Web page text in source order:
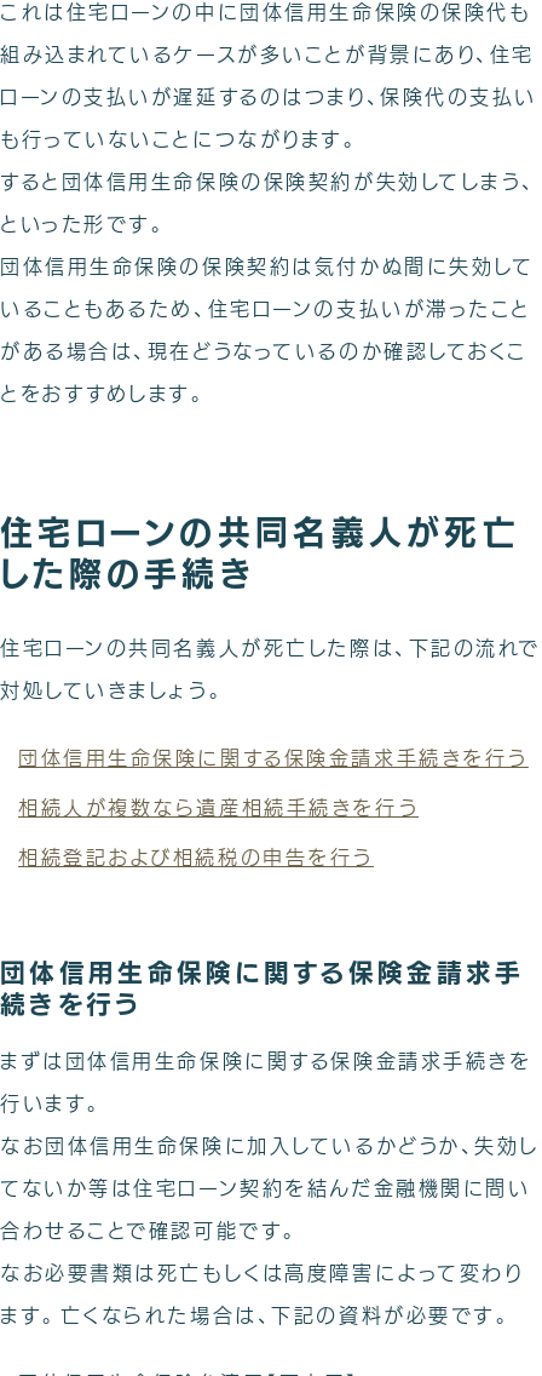
これは住宅ローンの中に団体信用生命保険の保険代も
組み込まれているケースが多いことが背景にあり、住宅
ローンの支払いが遅延するのはつまり、保険代の支払い
も行っていないことにつながります。
すると団体信用生命保険の保険契約が失効してしまう、
といった形です。
団体信用生命保険の保険契約は気付かぬ間に失効して
いることもあるため、住宅ローンの支払いが滞ったこと
がある場合は、現在どうなっているのか確認しておくこ
とをおすすめします。
住宅ローンの共同名義人が死亡
した際の手続き
住宅ローンの共同名義人が死亡した際は、下記の流れで
対処していきましょう。
団体信用生命保険に関する保険金請求手続きを行う
相続人が複数なら遺産相続手続きを行う
相続登記および相続税の申告を行う
団体信用生命保険に関する保険金請求手
続きを行う
まずは団体信用生命保険に関する保険金請求手続きを
行います。
なお団体信用生命保険に加入しているかどうか、失効し
てないか等は住宅ローン契約を結んだ金融機関に問い
合わせることで確認可能です。
なお必要書類は死亡もしくは高度障害によって変わり
ます。亡くなられた場合は、下記の資料が必要です。